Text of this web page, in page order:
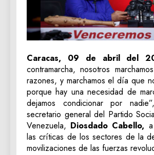
Caracas, 09 de abril del
contramarcha, nosotros
razones, y marchamos el día que
porque hay una necesidad de
dejamos condicionar por
secretario general del Partido
Venezuela, Diosdado Cabello,
las críticas de los sectores de la
movilizaciones de las fuerzas